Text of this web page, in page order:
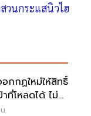
วนกระแสนิวไฮ
กกฏใหม่ให้สิทธิ์
ที่โหลดได้ ไม่
.